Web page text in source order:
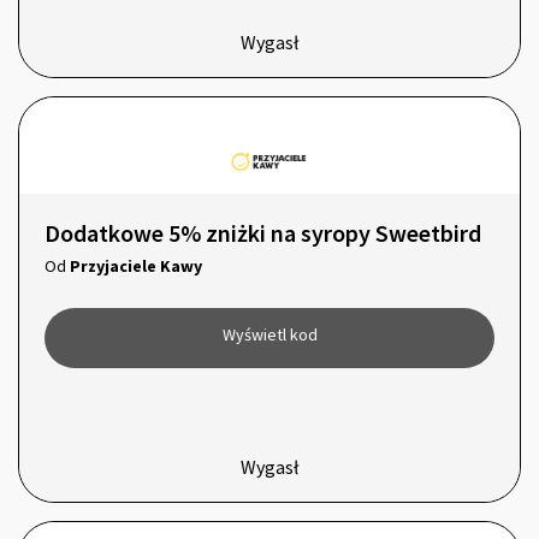
Wygasł
Dodatkowe 5% zniżki na syropy Sweetbird
Od Przyjaciele Kawy
Wyświetl kod
Wygasł